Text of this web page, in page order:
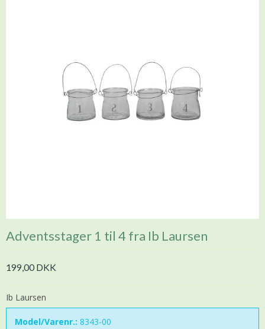
Adventsstager 1 til 4 fra Ib Laursen
199,00 DKK
Ib Laursen
Model/Varenr.: 8343-00